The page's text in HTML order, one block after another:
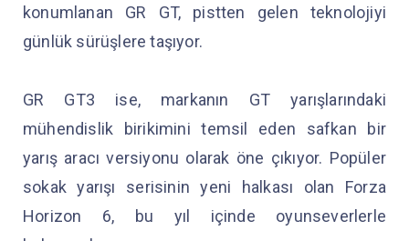
konumlanan GR GT, pistten gelen teknolojiyi
günlük sürüşlere taşıyor.
GR GT3 ise, markanın GT yarışlarındaki
mühendislik birikimini temsil eden safkan bir
yarış aracı versiyonu olarak öne çıkıyor. Popüler
sokak yarışı serisinin yeni halkası olan Forza
Horizon 6, bu yıl içinde oyunseverlerle